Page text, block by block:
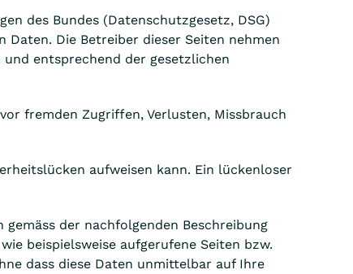
des Bundes (Datenschutzgesetz, DSG)
Die Betreiber dieser Seiten nehmen
entsprechend der gesetzlichen
fremden Zugriffen, Verlusten, Missbrauch
aufweisen kann. Ein lückenloser
der nachfolgenden Beschreibung
beispielsweise aufgerufene Seiten bzw.
dass diese Daten unmittelbar auf Ihre